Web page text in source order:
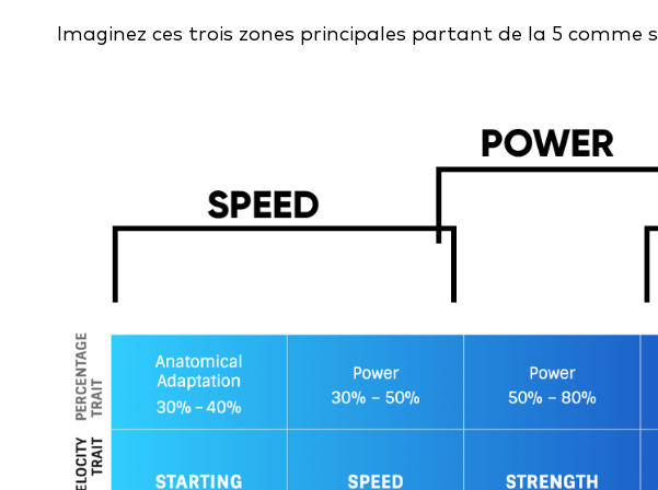
Imaginez ces trois zones principales partant de la 5 comme